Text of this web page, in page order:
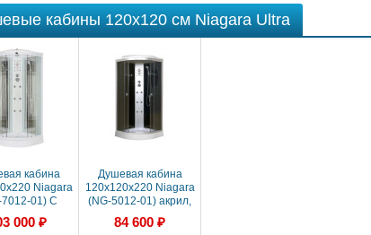
кабины 120х120 см Niagara Ultra
кабина
Niagara
7012-01) С
низкий
000 ₽
Душевая кабина
120x120x220 Niagara
(NG-5012-01) акрил,
Поддон низкий
84 600 ₽